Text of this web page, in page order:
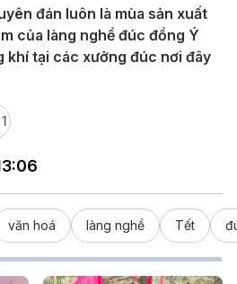
đán luôn là mùa sản xuất
của làng nghề đúc đồng Ý
khí tại các xưởng đúc nơi đây
1
văn hoá làng nghề Tết